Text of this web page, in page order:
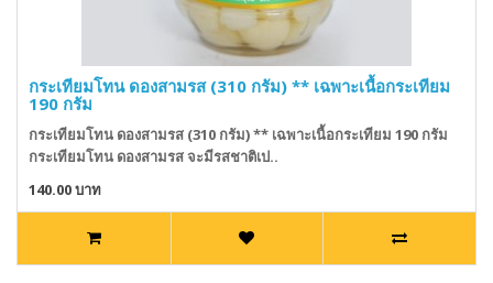
กระเทียมโทน ดองสามรส (310 กรัม) ** เฉพาะเนื้อกระเทียม
190 กรัม
กระเทียมโทน ดองสามรส (310 กรัม) ** เฉพาะเนื้อกระเทียม 190 กรัม
กระเทียมโทน ดองสามรส จะมีรสชาติเป..
140.00 บาท